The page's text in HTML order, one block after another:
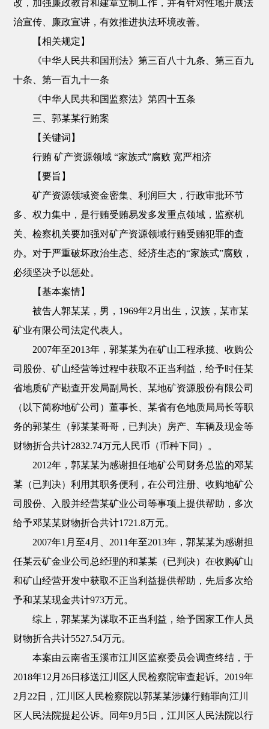
改，加强廉政教育和建章立制工作，并有针对性地开展法
治宣传、廉政宣讲，有效推进执法环境改善。
【相关规定】
《中华人民共和国刑法》第三百八十九条、第三百九
十条、第一百九十一条
《中华人民共和国监察法》第四十五条
三、郭某某行贿案
【关键词】
行贿 矿产资源领域 “家族式”腐败 宽严相济
【要旨】
矿产资源领域资金密集、利润巨大，行政审批环节
多、权力集中，是行贿受贿易发多发重点领域，监察机
关、检察机关要加强对矿产资源领域行贿受贿犯罪的查
办。对于严重破坏政治生态、经济生态的“家族式”腐败，
必须坚决予以惩处。
【基本案情】
被告人郭某某，男，1969年2月出生，汉族，某市某
矿业有限公司法定代表人。
2007年至2013年，郭某某为在矿山工程承揽、收购公
司股份、矿山经营等过程中获取不正当利益，给予时任某
省地质矿产勘查开发局副局长、某地矿资源股份有限公司
（以下简称地矿公司）董事长、某省有色地质局局长等职
务的郭某生（郭某某哥哥，已判决）房产、车辆及现金等
财物折合共计2832.74万元人民币（币种下同）。
2012年，郭某某为感谢担任地矿公司财务总监的邓某
某（已判决）利用其职务便利，在公司注册、收购地矿公
司股份、入股并经营某矿业公司等事项上提供帮助，多次
给予邓某某财物折合共计1721.8万元。
2007年1月至4月、2011年至2013年，郭某某为感谢担
任某云矿金业公司总经理的和某某（已判决）在收购矿山
和矿山经营开发中获取不正当利益提供帮助，先后多次给
予和某某现金共计973万元。
综上，郭某某为谋取不正当利益，给予国家工作人员
财物折合共计5527.54万元。
本案由云南省玉溪市江川区监察委员会调查终结，于
2018年12月26日移送江川区人民检察院审查起诉。2019年
2月22日，江川区人民检察院以郭某某涉嫌行贿罪向江川
区人民法院提起公诉。同年9月5日，江川区人民法院以行